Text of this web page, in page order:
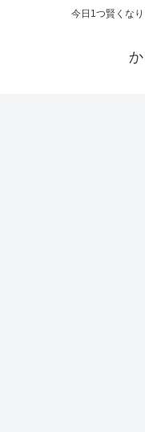
今日1つ賢くな